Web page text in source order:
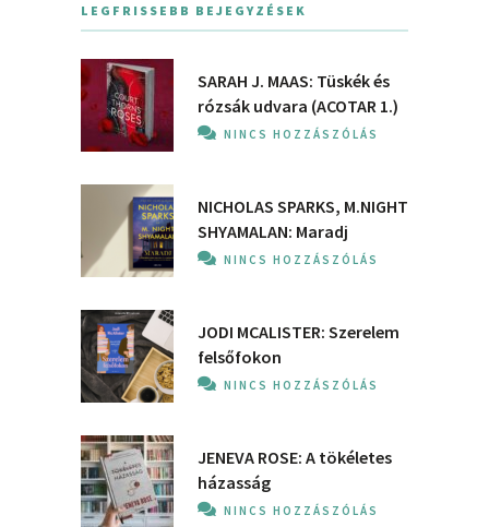
LEGFRISSEBB BEJEGYZÉSEK
SARAH J. MAAS: Tüskék és
rózsák udvara (ACOTAR 1.)
NINCS HOZZÁSZÓLÁS
NICHOLAS SPARKS, M.NIGHT
SHYAMALAN: Maradj
NINCS HOZZÁSZÓLÁS
JODI MCALISTER: Szerelem
felsőfokon
NINCS HOZZÁSZÓLÁS
JENEVA ROSE: A ​tökéletes
házasság
NINCS HOZZÁSZÓLÁS